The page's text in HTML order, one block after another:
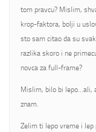
tom pravcu? Mislim,
krop-faktora, bolji u
sto sam citao da su
razlika skoro i ne
novca za full-frame?
Mislim, bilo bi lepo…ali,
znam.
Zelim ti lepo vreme i lep